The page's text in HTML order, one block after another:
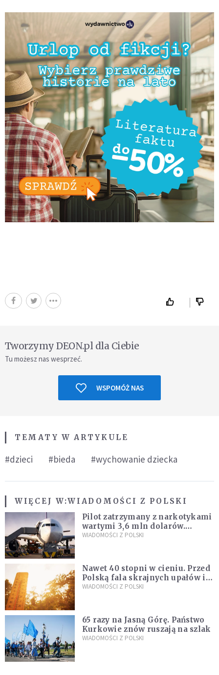
Tworzymy DEON.pl dla Ciebie
Tu możesz nas wesprzeć.
WSPOMÓŻ NAS
TEMATY W ARTYKULE
#dzieci #bieda #wychowanie dziecka
WIĘCEJ W:WIADOMOŚCI Z POLSKI
Pilot zatrzymany z narkotykami
wartymi 3,6 mln dolarów.
Śledczy podejrzewają, że latał
WIADOMOŚCI Z POLSKI
Nawet 40 stopni w cieniu. Przed
Polską fala skrajnych upałów i
gwałtowne burze
WIADOMOŚCI Z POLSKI
65 razy na Jasną Górę. Państwo
Kurkowie znów ruszają na szlak
WIADOMOŚCI Z POLSKI